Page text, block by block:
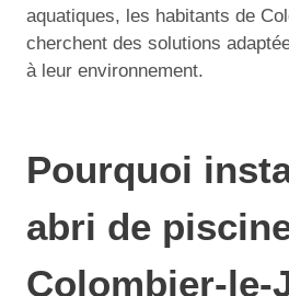
aquatiques, les habitants de
cherchent des solutions
à leur environnement.
Pourquoi
abri de
Colombier-le-